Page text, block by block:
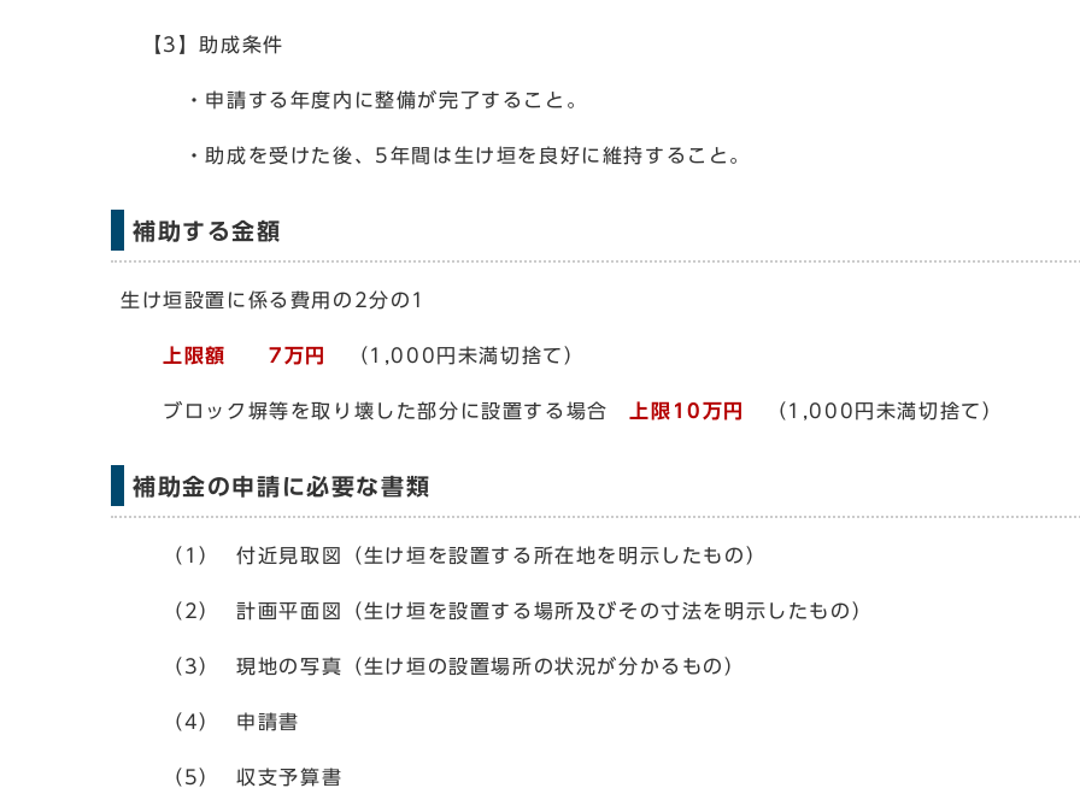
【3】助成条件
・申請する年度内に整備が完了すること。
・助成を受けた後、5年間は生け垣を良好に維持すること。
補助する金額
生け垣設置に係る費用の2分の1
上限額 7万円 （1,000円未満切捨て）
ブロック塀等を取り壊した部分に設置する場合 上限10万円 （1,000円未満切捨て）
補助金の申請に必要な書類
（1） 付近見取図（生け垣を設置する所在地を明示したもの）
（2） 計画平面図（生け垣を設置する場所及びその寸法を明示したもの）
（3） 現地の写真（生け垣の設置場所の状況が分かるもの）
（4） 申請書
（5） 収支予算書